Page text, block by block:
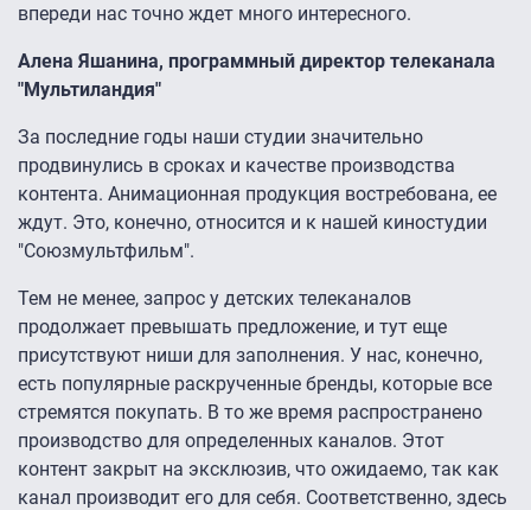
впереди нас точно ждет много интересного.
Алена Яшанина, программный директор телеканала
"Мультиландия"
За последние годы наши студии значительно
продвинулись в сроках и качестве производства
контента. Анимационная продукция востребована, ее
ждут. Это, конечно, относится и к нашей киностудии
"Союзмультфильм".
Тем не менее, запрос у детских телеканалов
продолжает превышать предложение, и тут еще
присутствуют ниши для заполнения. У нас, конечно,
есть популярные раскрученные бренды, которые все
стремятся покупать. В то же время распространено
производство для определенных каналов. Этот
контент закрыт на эксклюзив, что ожидаемо, так как
канал производит его для себя. Соответственно, здесь